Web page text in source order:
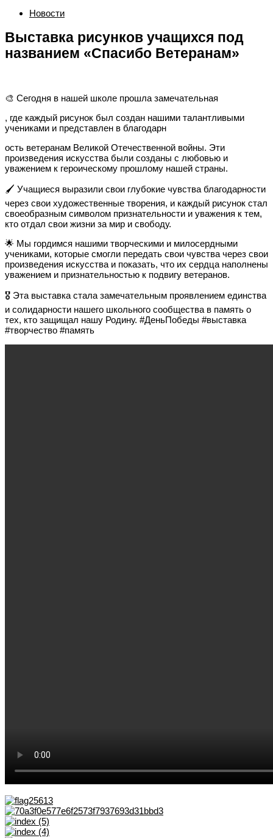
Новости
Выставка рисунков учащихся под
названием «Спасибо Ветеранам»
🎨 Сегодня в нашей школе прошла замечательная
, где каждый рисунок был создан нашими талантливыми
учениками и представлен в благодарн
ость ветеранам Великой Отечественной войны. Эти
произведения искусства были созданы с любовью и
уважением к героическому прошлому нашей страны.
🖌 Учащиеся выразили свои глубокие чувства благодарности
через свои художественные творения, и каждый рисунок стал
своеобразным символом признательности и уважения к тем,
кто отдал свои жизни за мир и свободу.
🌟 Мы гордимся нашими творческими и милосердными
учениками, которые смогли передать свои чувства через свои
произведения искусства и показать, что их сердца наполнены
уважением и признательностью к подвигу ветеранов.
🎖 Эта выставка стала замечательным проявлением единства
и солидарности нашего школьного сообщества в память о
тех, кто защищал нашу Родину. #ДеньПобеды #выставка
#творчество #память